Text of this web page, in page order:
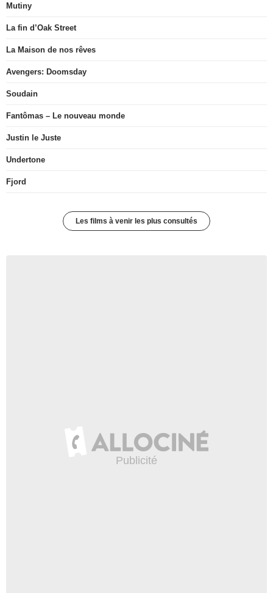
Mutiny
La fin d’Oak Street
La Maison de nos rêves
Avengers: Doomsday
Soudain
Fantômas – Le nouveau monde
Justin le Juste
Undertone
Fjord
Les films à venir les plus consultés